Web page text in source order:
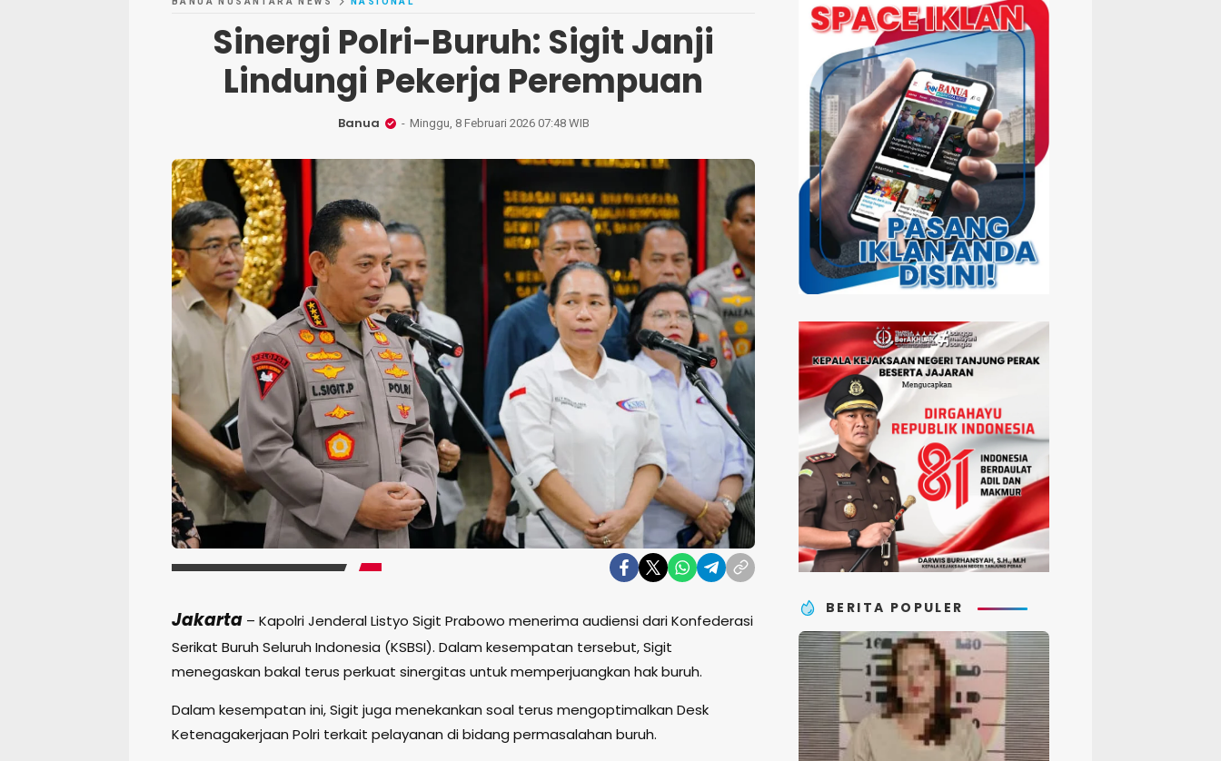
Sinergi Polri-Buruh: Sigit Janji
Lindungi Pekerja Perempuan
Banua Minggu, 8 Februari 2026 07:48 WIB
Jakarta – Kapolri Jenderal Listyo Sigit Prabowo menerima audiensi dari Konfederasi
Serikat Buruh Seluruh Indonesia (KSBSI). Dalam kesempatan tersebut, Sigit
menegaskan bakal terus perkuat sinergitas untuk memperjuangkan hak buruh.
Dalam kesempatan ini, Sigit juga menekankan soal terus mengoptimalkan Desk
Ketenagakerjaan Polri terkait pelayanan di bidang permasalahan buruh.
BERITA POPULER